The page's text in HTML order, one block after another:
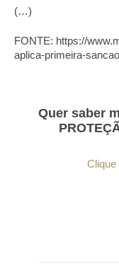
(…)
FONTE: https://
aplica-primeira-
Quer saber
Clique